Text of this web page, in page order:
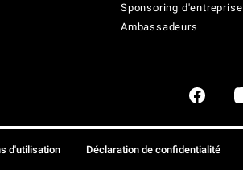
Sponsoring d'entreprise
Ambassadeurs
d'utilisation Déclaration de confidentialité